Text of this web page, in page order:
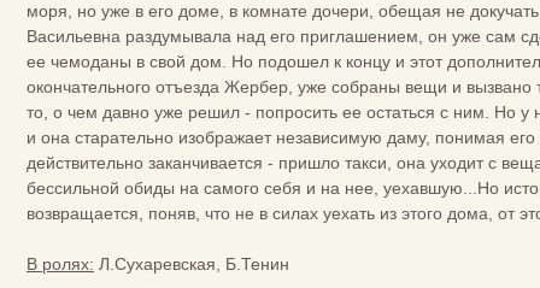
моря, но уже в его доме, в комнате дочери, обещая не
Васильевна раздумывала над его приглашением, он уже сам
ее чемоданы в свой дом. Но подошел к концу и этот
окончательного отъезда Жербер, уже собраны вещи и вызвано
то, о чем давно уже решил - попросить ее остаться с ним. Но у
и она старательно изображает независимую даму, понимая его
действительно заканчивается - пришло такси, она уходит с
бессильной обиды на самого себя и на нее, уехавшую...Но
возвращается, поняв, что не в силах уехать из этого дома, от
В ролях: Л.Сухаревская, Б.Тенин